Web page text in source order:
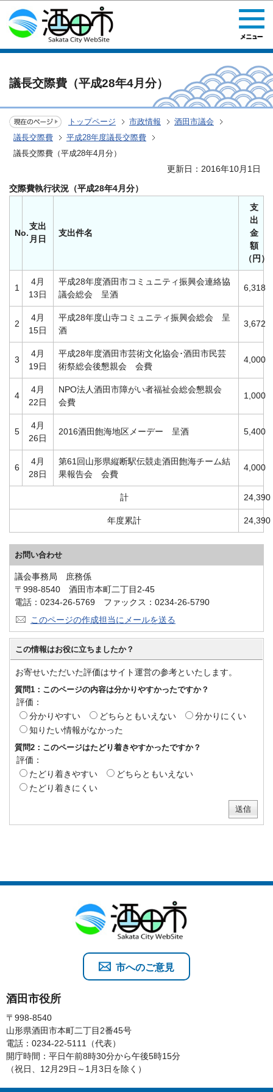
このページの本文へ移動
議長交際費（平成28年4月分）
トップページ 市政情報
酒田市議会
議長交際費
平成28年度議長交際費
議長交際費（平成28年4月分）
更新日：2016年10月1日
交際費執行状況（平成28年4月分）
No.
支出
月日
支出件名
支
出
金
額
（円）
1
4月
13日
平成28年度酒田市コミュニティ振興会連絡協
議会総会 呈酒
6,318
2
4月
15日
平成28年度山寺コミュニティ振興会総会 呈
酒
3,672
3
4月
19日
平成28年度酒田市芸術文化協会･酒田市民芸
術祭総会後懇親会 会費
4,000
4
4月
22日
NPO法人酒田市障がい者福祉会総会懇親会
会費
1,000
5
4月
26日
2016酒田飽海地区メーデー 呈酒 5,400
6
4月
28日
第61回山形県縦断駅伝競走酒田飽海チーム結
果報告会 会費
4,000
計 24,390
年度累計 24,390
お問い合わせ
議会事務局 庶務係
〒998-8540 酒田市本町二丁目2-45
電話：0234-26-5769 ファックス：0234-26-5790
このページの作成担当にメールを送る
この情報はお役に立ちましたか？
お寄せいただいた評価はサイト運営の参考といたします。
質問1：このページの内容は分かりやすかったですか？
評価：
分かりやすい
どちらともいえない
分かりにくい
知りたい情報がなかった
質問2：このページはたどり着きやすかったですか？
評価：
たどり着きやすい
どちらともいえない
たどり着きにくい
酒田市役所
〒998-8540
山形県酒田市本町二丁目2番45号
電話：0234-22-5111（代表）
開庁時間：平日午前8時30分から午後5時15分
（祝日、12月29日～1月3日を除く）
市へのご意見